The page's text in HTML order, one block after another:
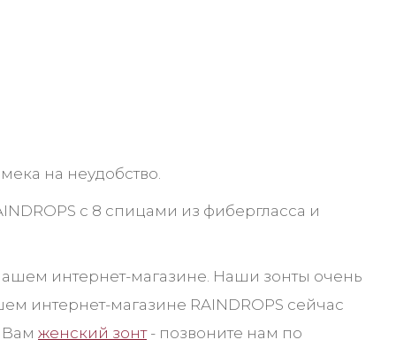
на неудобство.
с 8 спицами из фибергласса и
интернет-магазине. Наши зонты очень
интернет-магазине RAINDROPS сейчас
Вам женский зонт- позвоните нам по